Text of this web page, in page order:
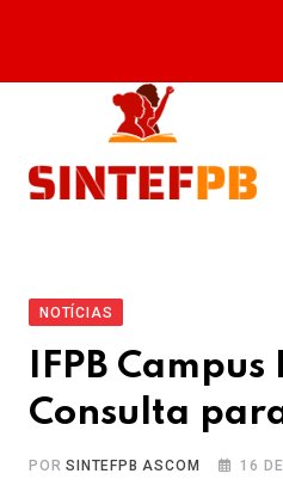
content
NOTÍCIAS
IFPB
Consulta
PORSINTEFPB ASCOM 16